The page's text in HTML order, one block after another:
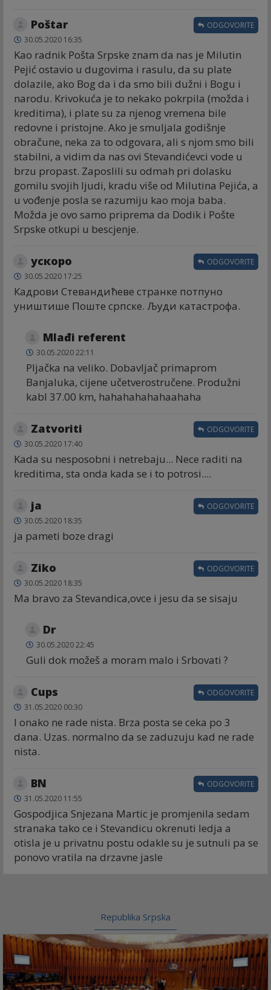
Poštar
30.05.2020 16:35
Kao radnik Pošta Srpske znam da nas je Milutin
Pejić ostavio u dugovima i rasulu, da su plate
dolazile, ako Bog da i da smo bili dužni i Bogu i
narodu. Krivokuća je to nekako pokrpila (možda i
kreditima), i plate su za njenog vremena bile
redovne i pristojne. Ako je smuljala godišnje
obračune, neka za to odgovara, ali s njom smo bili
stabilni, a vidim da nas ovi Stevandićevci vode u
brzu propast. Zaposlili su odmah pri dolasku
gomilu svojih ljudi, kradu više od Milutina Pejića, a
u vođenje posla se razumiju kao moja baba.
Možda je ovo samo priprema da Dodik i Pošte
Srpske otkupi u bescjenje.
ODGOVORITE
ускоро
30.05.2020 17:25
Кадрови Стевандићеве странке потпуно
уништише Поште српске. Људи катастрофа.
ODGOVORITE
Mlađi referent
30.05.2020 22:11
Pljačka na veliko. Dobavljač primaprom
Banjaluka, cijene učetverostručene. Produžni
kabl 37.00 km, hahahahahahaahaha
Zatvoriti
30.05.2020 17:40
Kada su nesposobni i netrebaju... Nece raditi na
kreditima, sta onda kada se i to potrosi....
ODGOVORITE
ja
30.05.2020 18:35
ja pameti boze dragi
ODGOVORITE
Ziko
30.05.2020 18:35
Ma bravo za Stevandica,ovce i jesu da se sisaju
ODGOVORITE
Dr
30.05.2020 22:45
Guli dok možeš a moram malo i Srbovati ?
Cups
31.05.2020 00:30
I onako ne rade nista. Brza posta se ceka po 3
dana. Uzas. normalno da se zaduzuju kad ne rade
nista.
ODGOVORITE
BN
31.05.2020 11:55
Gospodjica Snjezana Martic je promjenila sedam
stranaka tako ce i Stevandicu okrenuti ledja a
otisla je u privatnu postu odakle su je sutnuli pa se
ponovo vratila na drzavne jasle
ODGOVORITE
Republika Srpska